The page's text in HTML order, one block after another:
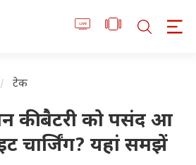
टेक
की बैटरी को पसंद आ
चार्जिंग? यहां समझें